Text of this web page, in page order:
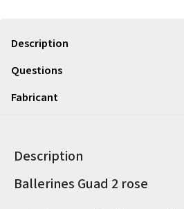
Description
Questions
Fabricant
Description
Informations sur le produit
Ballerines Guad 2 rose